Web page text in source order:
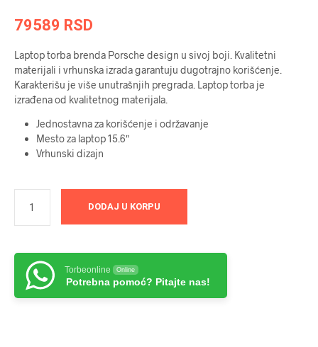
79589 RSD
Laptop torba brenda Porsche design u sivoj boji. Kvalitetni
materijali i vrhunska izrada garantuju dugotrajno korišćenje.
Karakterišu je više unutrašnjih pregrada. Laptop torba je
izrađena od kvalitetnog materijala.
Jednostavna za korišćenje i održavanje
Mesto za laptop 15.6″
Vrhunski dizajn
DODAJ U KORPU
Torbeonline Online
Potrebna pomoć? Pitajte nas!